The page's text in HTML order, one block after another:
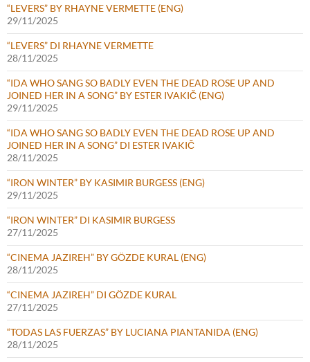
“LEVERS” BY RHAYNE VERMETTE (ENG)
29/11/2025
“LEVERS” DI RHAYNE VERMETTE
28/11/2025
“IDA WHO SANG SO BADLY EVEN THE DEAD ROSE UP AND
JOINED HER IN A SONG” BY ESTER IVAKIČ (ENG)
29/11/2025
“IDA WHO SANG SO BADLY EVEN THE DEAD ROSE UP AND
JOINED HER IN A SONG” DI ESTER IVAKIČ
28/11/2025
“IRON WINTER” BY KASIMIR BURGESS (ENG)
29/11/2025
“IRON WINTER” DI KASIMIR BURGESS
27/11/2025
“CINEMA JAZIREH” BY GÖZDE KURAL (ENG)
28/11/2025
“CINEMA JAZIREH” DI GÖZDE KURAL
27/11/2025
“TODAS LAS FUERZAS” BY LUCIANA PIANTANIDA (ENG)
28/11/2025